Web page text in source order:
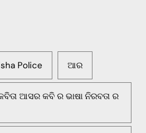
Police ଆର
ଆସର କବି ର ଭାଷା ନିରବତା ର